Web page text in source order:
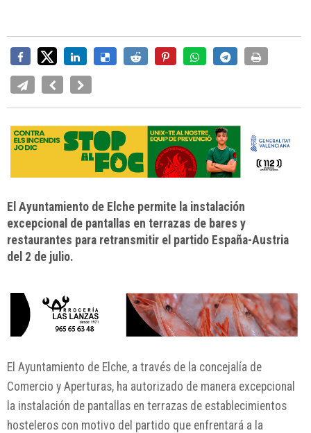
El Ayuntamiento de Elche permite la instalación
excepcional de pantallas en terrazas de bares y
restaurantes para retransmitir el partido España-Austria
del 2 de julio.
El Ayuntamiento de Elche, a través de la concejalía de
Comercio y Aperturas, ha autorizado de manera excepcional
la instalación de pantallas en terrazas de establecimientos
hosteleros con motivo del partido que enfrentará a la